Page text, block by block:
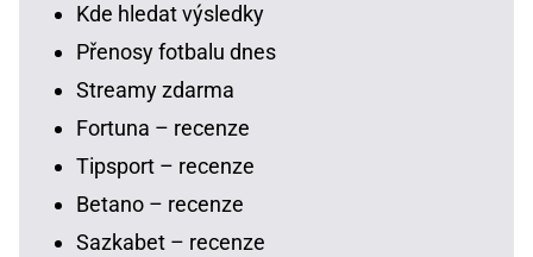
Kde hledat výsledky
Přenosy fotbalu dnes
Streamy zdarma
Fortuna – recenze
Tipsport – recenze
Betano – recenze
Sazkabet – recenze